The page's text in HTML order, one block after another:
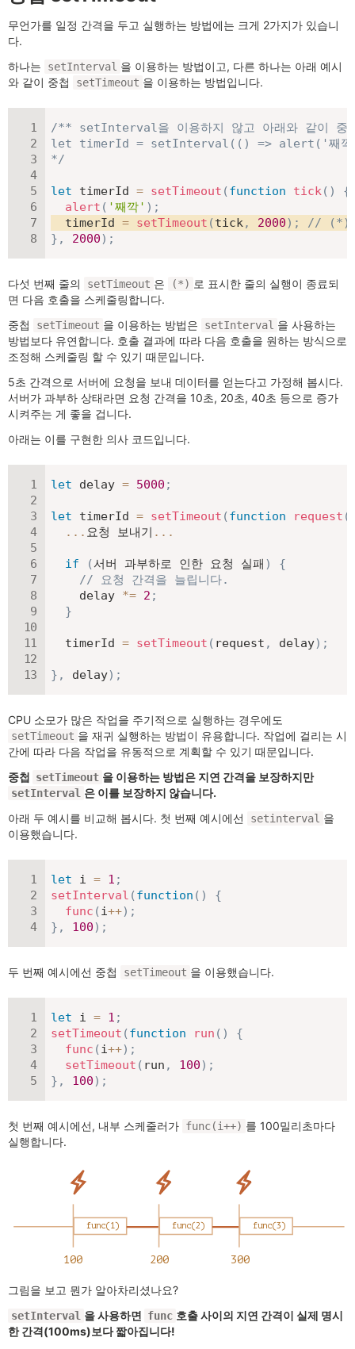
무언가를 일정 간격을 두고 실행하는 방법에는 크게 2가지가 있습니
다.
하나는
setInterval 을 이용하는 방법이고, 다른 하나는 아래 예시
와 같이 중첩
setTimeout 을 이용하는 방법입니다.
/** setInterval을 이용하지 않고 아래와 같이 중
let timerId = setInterval(() => alert('째
*/
let timerId = setTimeout (function tick( )
{
alert ( '째깍' ) ;
  timerId
= setTimeout (tick, 2000) ;
// (*)
} , 2000) ;
다섯 번째 줄의 setTimeout 은 (*) 로 표시한 줄의 실행이 종료되
면 다음 호출을 스케줄링합니다.
중첩
setTimeout 을 이용하는 방법은 setInterval 을 사용하는
방법보다 유연합니다. 호출 결과에 따라 다음 호출을 원하는 방식으로
조정해 스케줄링 할 수 있기 때문입니다.
5초 간격으로 서버에 요청을 보내 데이터를 얻는다고 가정해 봅시다.
서버가 과부하 상태라면 요청 간격을 10초, 20초, 40초 등으로 증가
시켜주는 게 좋을 겁니다.
아래는 이를 구현한 의사 코드입니다.
let delay = 5000 ;
let timerId = setTimeout (function request (
... 요청 보내기 ...
if (서버 과부하로 인한 요청 실패 )
{
// 요청 간격을 늘립니다.
    delay
*= 2 ;
}
  timerId
= setTimeout ( request , delay) ;
} , delay) ;
CPU 소모가 많은 작업을 주기적으로 실행하는 경우에도
setTimeout 을 재귀 실행하는 방법이 유용합니다. 작업에 걸리는 시
간에 따라 다음 작업을 유동적으로 계획할 수 있기 때문입니다.
중첩 setTimeout 을 이용하는 방법은 지연 간격을 보장하지만
setInterval 은 이를 보장하지 않습니다.
아래 두 예시를 비교해 봅시다. 첫 번째 예시에선
setinterval 을
이용했습니다.
let i = 1 ;
setInterval (function ( )
{
func (i++) ;
} , 100) ;
두 번째 예시에선 중첩 setTimeout 을 이용했습니다.
let i = 1 ;
setTimeout (function run ( )
{
func (i++) ;
setTimeout ( run , 100) ;
} , 100) ;
첫 번째 예시에선, 내부 스케줄러가 func(i++) 를 100밀리초마다
실행합니다.
그림을 보고 뭔가 알아차리셨나요?
setInterval 을 사용하면 func 호출 사이의 지연 간격이 실제 명시
한 간격(100ms)보다 짧아집니다!